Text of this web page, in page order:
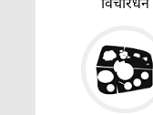
विचारधन